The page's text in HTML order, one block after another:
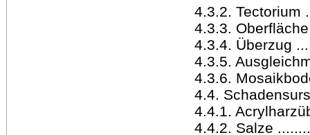
4.3.2. Tectorium
4.3.3.
4.3.4. Überzug
4.3.5.
4.3.6.
4.4.
4.4.1.
4.4.2. Salze